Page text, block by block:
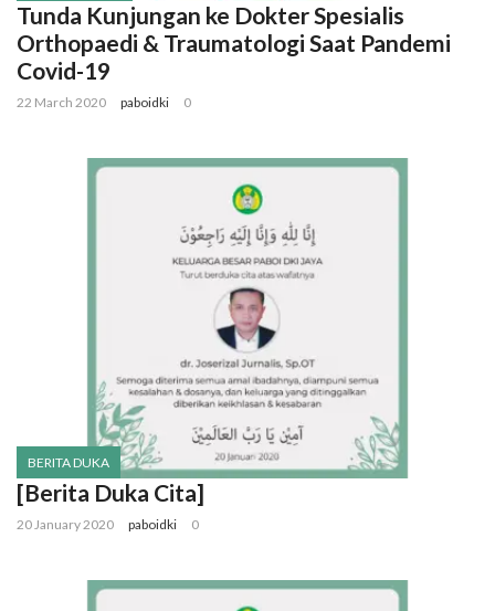
Tunda Kunjungan ke Dokter Spesialis
Orthopaedi & Traumatologi Saat Pandemi
Covid-19
22 March 2020 paboidki 0
BERITA DUKA
[Berita Duka Cita]
20 January 2020 paboidki 0